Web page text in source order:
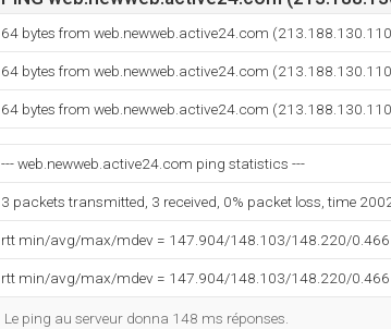
64 bytes from web.newweb.active24.com
64 bytes from web.newweb.active24.com
64 bytes from web.newweb.active24.com
--- web.newweb.active24.com ping statistics ---
3 packets transmitted, 3 received, 0% packet loss, time
rtt min/avg/max/mdev = 147.904/148.103/148.220/
rtt min/avg/max/mdev = 147.904/148.103/148.220/
Le ping au serveur donna 148 ms réponses.